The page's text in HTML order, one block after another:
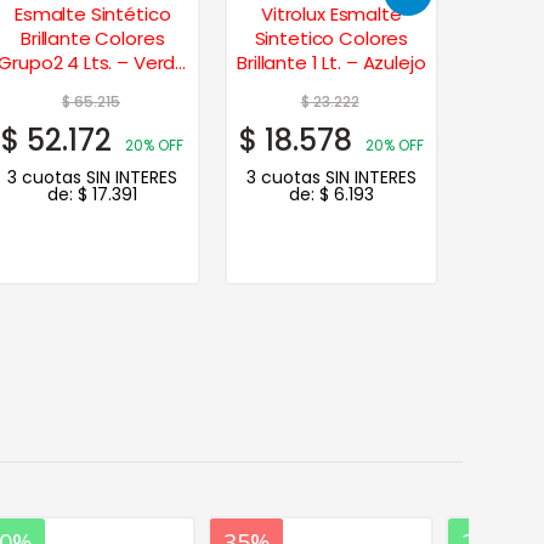
Esmalte Sintético
Brillante Colores
4 Lts. – Verde
$65.215
$ 52.172 20% OFF
3 cuotas SIN INTERES
de:$ 17.391
Vitrolux Esmalte
Sintetico Colores
Brillante 1 Lt. – Azulejo
$23.222
$ 18.578 20% OFF
3 cuotas SIN INTERES
de: $ 6.193